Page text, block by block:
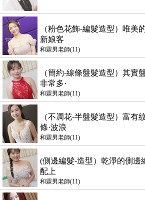
（粉色花飾-編髮造型）唯美
新娘客
和霖男老師(11)
（簡約-線條盤髮造型）其實
非常多·
和霖男老師(11)
（不凋花-半盤髮造型）富有
條·波浪
和霖男老師(11)
(側邊編髮-造型）乾淨的側邊
配上
和霖男老師(11)